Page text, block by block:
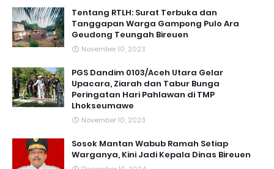
Tentang RTLH: Surat Terbuka dan
Tanggapan Warga Gampong Pulo Ara
Geudong Teungah Bireuen
November 10, 2023
PGS Dandim 0103/Aceh Utara Gelar
Upacara, Ziarah dan Tabur Bunga
Peringatan Hari Pahlawan di TMP
Lhokseumawe
November 10, 2023
Sosok Mantan Wabub Ramah Setiap
Warganya, Kini Jadi Kepala Dinas Bireuen